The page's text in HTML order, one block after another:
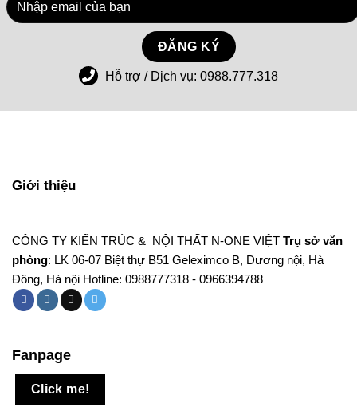
Hỗ trợ / Dịch vụ: 0988.777.318
Giới thiệu
CÔNG TY KIẾN TRÚC & NỘI THẤT N-ONE VIỆT Trụ sở văn
phòng: LK 06-07 Biệt thự B51 Geleximco B, Dương nội, Hà
Đông, Hà nội Hotline: 0988777318 - 0966394788
Fanpage
Click me!